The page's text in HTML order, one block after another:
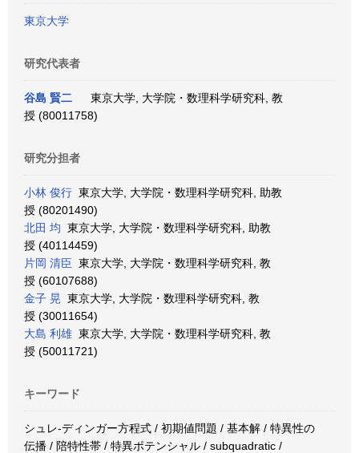
東京大学
研究代表者
谷島 賢二
東京大学, 大学院・数理科学研究科, 教
授 (80011758)
研究分担者
小林 俊行 東京大学, 大学院・数理科学研究科, 助教
授 (80201490)
北田 均 東京大学, 大学院・数理科学研究科, 助教
授 (40114459)
片岡 清臣 東京大学, 大学院・数理科学研究科, 教
授 (60107688)
金子 晃 東京大学, 大学院・数理科学研究科, 教
授 (30011654)
大島 利雄 東京大学, 大学院・数理科学研究科, 教
授 (50011721)
キーワード
シュレ-ディンガー方程式 / 初期値問題 / 基本解 / 特異性の
伝播 / 陪特性帯 / 特異ポテンシャル / subquadratic /